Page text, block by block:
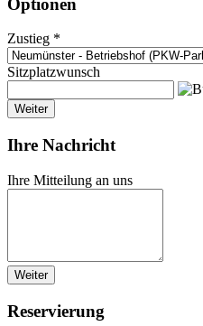
Optionen
Zustieg *
Sitzplatzwunsch
Weiter
Ihre Nachricht
Ihre Mitteilung an uns
Weiter
Reservierung